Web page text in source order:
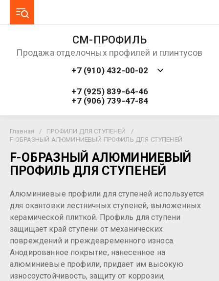
СМ-ПРОФИЛЬ
Продажа отделочных профилей и плинтусов
+7 (910) 432-00-02
+7 (925) 839-64-46
+7 (906) 739-47-84
Главная / ПРОФИЛИ ДЛЯ СТУПЕНЕЙ
/
F-ОБРАЗНЫЙ АЛЮМИНИЕВЫЙ ПРОФИЛЬ ДЛЯ СТУПЕНЕЙ
F-ОБРАЗНЫЙ АЛЮМИНИЕВЫЙ
ПРОФИЛЬ ДЛЯ СТУПЕНЕЙ
Алюминиевые профили для ступеней используется
для окантовки лестничных ступеней, выложенных
керамической плиткой. Профиль для ступени
защищает край ступени от механических
повреждений и преждевременного износа.
Анодированное покрытие, нанесенное на
алюминиевые профили, придает им высокую
износоустойчивость, защиту от коррозии,